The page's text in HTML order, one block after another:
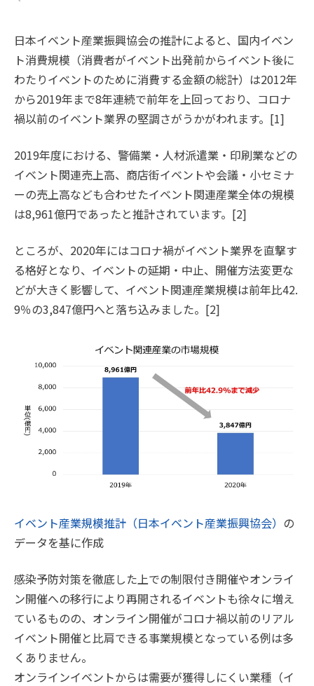
日本イベント産業振興協会の推計によると、国内イベン
ト消費規模（消費者がイベント出発前からイベント後に
わたりイベントのために消費する金額の総計）は2012年
から2019年まで8年連続で前年を上回っており、コロナ
禍以前のイベント業界の堅調さがうかがわれます。[1]
2019年度における、警備業・人材派遣業・印刷業などの
イベント関連売上高、商店街イベントや会議・小セミナ
ーの売上高なども合わせたイベント関連産業全体の規模
は8,961億円であったと推計されています。[2]
ところが、2020年にはコロナ禍がイベント業界を直撃す
る格好となり、イベントの延期・中止、開催方法変更な
どが大きく影響して、イベント関連産業規模は前年比42.
9％の3,847億円へと落ち込みました。[2]
イベント産業規模推計（日本イベント産業振興協会） の
データを基に作成
感染予防対策を徹底した上での制限付き開催やオンライ
ン開催への移行により再開されるイベントも徐々に増え
ているものの、オンライン開催がコロナ禍以前のリアル
イベント開催と比肩できる事業規模となっている例は多
くありません。
オンラインイベントからは需要が獲得しにくい業種（イ